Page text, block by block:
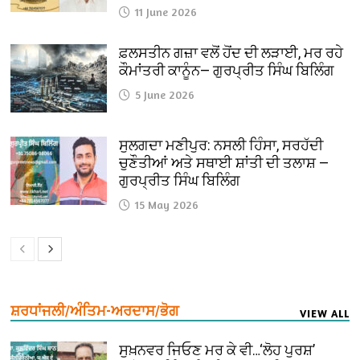
11 June 2026
ਫ਼ਲਸਤੀਨ ਗਜ਼ਾ ਵਲੋਂ ਹੋਂਦ ਦੀ ਲੜਾਈ, ਮਰ ਰਹੇ
ਕੌਮਾਂਤਰੀ ਕਾਨੂੰਨ— ਗੁਰਪ੍ਰੀਤ ਸਿੰਘ ਬਿਲਿੰਗ
5 June 2026
ਸੁਲਗਦਾ ਮਣੀਪੁਰ: ਨਸਲੀ ਹਿੰਸਾ, ਸਰਹੱਦੀ
ਚੁਣੌਤੀਆਂ ਅਤੇ ਸਥਾਈ ਸ਼ਾਂਤੀ ਦੀ ਤਲਾਸ਼ —
ਗੁਰਪ੍ਰੀਤ ਸਿੰਘ ਬਿਲਿੰਗ
15 May 2026
ਸ਼ਰਧਾਂਜਲੀ/ਅੰਤਿਮ-ਅਰਦਾਸ/ਭੋਗ VIEW ALL
ਸੁਖ਼ਨਵਰ ਜਿਓਣ ਮਰ ਕੇ ਵੀ…‘ਲੋਹ ਪੁਰਸ਼’